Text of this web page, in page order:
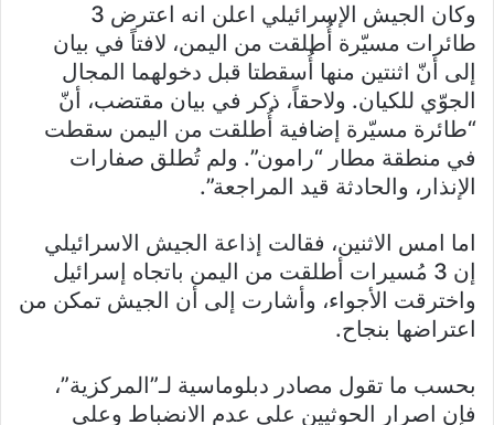
وكان الجيش الإسرائيلي اعلن انه اعترض 3
طائرات مسيّرة أُطلقت من اليمن، لافتاً في بيان
إلى أنّ اثنتين منها أُسقطتا قبل دخولهما المجال
الجوّي للكيان. ولاحقاً، ذكر في بيان مقتضب، أنّ
“طائرة مسيّرة إضافية أُطلقت من اليمن سقطت
في منطقة مطار “رامون”. ولم تُطلق صفارات
الإنذار، والحادثة قيد المراجعة”.
اما امس الاثنين، فقالت إذاعة الجيش الاسرائيلي
إن 3 مُسيرات أطلقت من اليمن باتجاه إسرائيل
واخترقت الأجواء، وأشارت إلى أن الجيش تمكن من
اعتراضها بنجاح.
بحسب ما تقول مصادر دبلوماسية لـ”المركزية”،
فإن اصرار الحوثيين على عدم الانضباط وعلى